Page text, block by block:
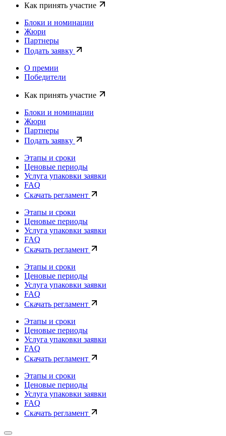
Как принять участие
Блоки и номинации
Жюри
Партнеры
Подать заявку
О премии
Победители
Как принять участие
Блоки и номинации
Жюри
Партнеры
Подать заявку
Этапы и сроки
Ценовые периоды
Услуга упаковки заявки
FAQ
Скачать регламент
Этапы и сроки
Ценовые периоды
Услуга упаковки заявки
FAQ
Скачать регламент
Этапы и сроки
Ценовые периоды
Услуга упаковки заявки
FAQ
Скачать регламент
Этапы и сроки
Ценовые периоды
Услуга упаковки заявки
FAQ
Скачать регламент
Этапы и сроки
Ценовые периоды
Услуга упаковки заявки
FAQ
Скачать регламент